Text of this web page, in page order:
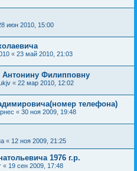
июн 2010, 15:00
« 23 май 2010, 21:03
Филипповну
« 22 мар 2010, 12:02
телефона)
« 30 ноя 2009, 19:48
« 12 ноя 2009, 21:25
1976 г.р.
« 19 сен 2009, 17:48